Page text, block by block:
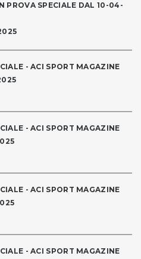
PROVA SPECIALE DAL 10-04-
- ACI SPORT MAGAZINE
- ACI SPORT MAGAZINE
- ACI SPORT MAGAZINE
- ACI SPORT MAGAZINE